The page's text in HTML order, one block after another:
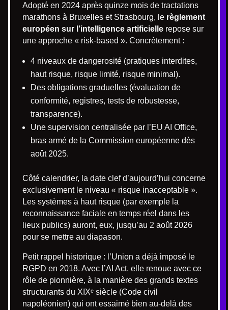
Adopté en 2024 après quinze mois de tractations
marathons à Bruxelles et Strasbourg, le règlement
européen sur l’intelligence artificielle repose sur
une approche « risk-based ». Concrètement :
4 niveaux de dangerosité (pratiques interdites,
haut risque, risque limité, risque minimal).
Des obligations graduelles (évaluation de
conformité, registres, tests de robustesse,
transparence).
Une supervision centralisée par l’EU AI Office,
bras armé de la Commission européenne dès
août 2025.
Côté calendrier, la date clef d’aujourd’hui concerne
exclusivement le niveau « risque inacceptable ».
Les systèmes à haut risque (par exemple la
reconnaissance faciale en temps réel dans les
lieux publics) auront, eux, jusqu’au 2 août 2026
pour se mettre au diapason.
Petit rappel historique : l’Union a déjà imposé le
RGPD en 2018. Avec l’AI Act, elle renoue avec ce
rôle de pionnière, à la manière des grands textes
structurants du XIXᵉ siècle (Code civil
napoléonien) qui ont essaimé bien au-delà des